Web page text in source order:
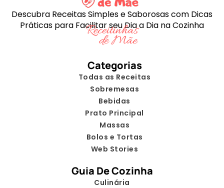
Descubra Receitas Simples e Saborosas com Dicas
Práticas para Facilitar seu Dia a Dia na Cozinha
Categorias
Todas as Receitas
Sobremesas
Bebidas
Prato Principal
Massas
Bolos e Tortas
Web Stories
Guia De Cozinha
Culinária